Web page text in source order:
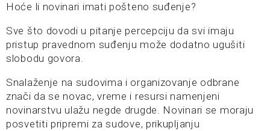
Hoće li novinari imati pošteno suđenje?
Sve što dovodi u pitanje percepciju da svi imaju
pristup pravednom suđenju može dodatno ugušiti
slobodu govora.
Snalaženje na sudovima i organizovanje odbrane
znači da se novac, vreme i resursi namenjeni
novinarstvu ulažu negde drugde. Novinari se moraju
posvetiti pripremi za sudove, prikupljanju